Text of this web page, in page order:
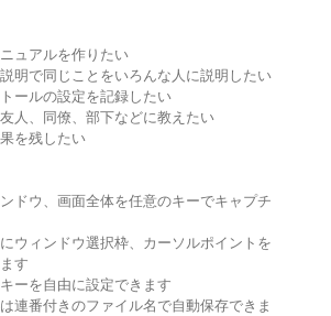
ュアルを作りたい
明で同じことをいろんな人に説明したい
ールの設定を記録したい
人、同僚、部下などに教えたい
を残したい
ドウ、画面全体を任意のキーでキャプチ
ウィンドウ選択枠、カーソルポイントを
す
ーを自由に設定できます
連番付きのファイル名で自動保存できま